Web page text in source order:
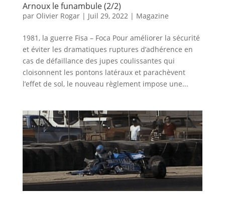
Arnoux le funambule (2/2)
par Olivier Rogar| Juil 29, 2022| Magazine
1981, la guerre Fisa – Foca Pour améliorer la sécurité
et éviter les dramatiques ruptures d’adhérence en
cas de défaillance des jupes coulissantes qui
cloisonnent les pontons latéraux et parachèvent
l’effet de sol, le nouveau règlement impose une...